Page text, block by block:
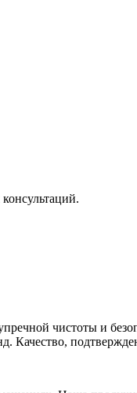
чистоты и
Качество,